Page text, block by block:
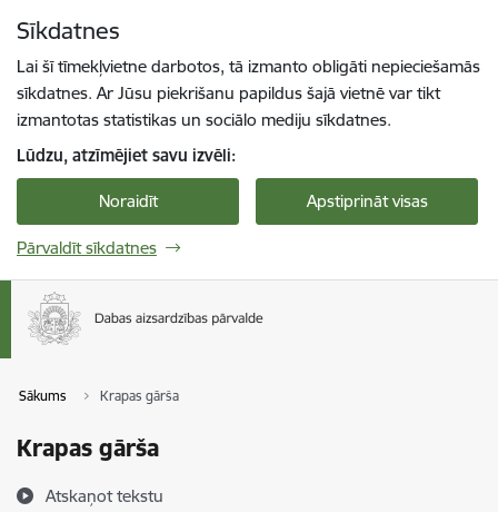
Sīkdatnes
Lai šī tīmekļvietne darbotos, tā izmanto obligāti nepieciešamās
sīkdatnes. Ar Jūsu piekrišanu papildus šajā vietnē var tikt
izmantotas statistikas un sociālo mediju sīkdatnes.
Lūdzu, atzīmējiet savu izvēli:
Noraidīt Apstiprināt visas
Pārvaldīt sīkdatnes
Sākums Krapas gārša
Krapas gārša
Atskaņot tekstu